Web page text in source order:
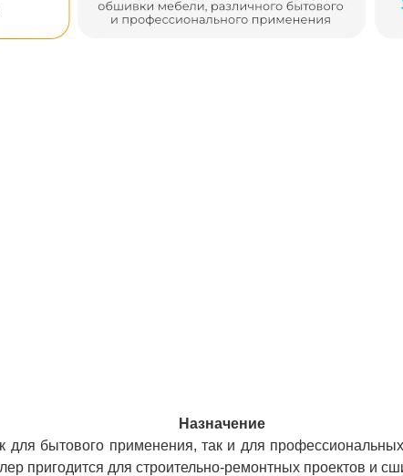
Назначение
для бытового применения, так и для
пригодится для строительно-ремонтных проектов и